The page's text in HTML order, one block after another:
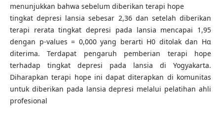
menunjukkan bahwa sebelum diberikan terapi hope
tingkat depresi lansia sebesar 2,36 dan setelah diberikan
terapi rerata tingkat depresi pada lansia mencapai 1,95
dengan p-values = 0,000 yang berarti H0 ditolak dan Hα
diterima. Terdapat pengaruh pemberian terapi hope
terhadap tingkat depresi pada lansia di Yogyakarta.
Diharapkan terapi hope ini dapat diterapkan di komunitas
untuk diberikan pada lansia depresi melalui pelatihan ahli
profesional